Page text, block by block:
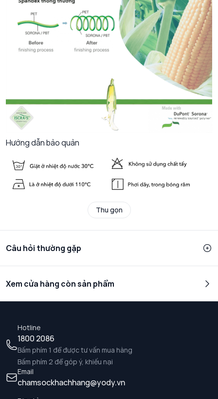
Hướng dẫn bảo quản
Thu gọn
Câu hỏi thường gặp
Xem cửa hàng còn sản phẩm
Hotline
1800 2086
Bấm phím 1 để được tư vấn mua hàng
Bấm phím 2 để góp ý, khiếu nại
Email
chamsockhachhang@yody.vn